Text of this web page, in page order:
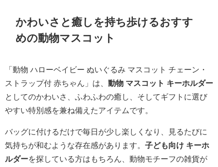
かわいさと癒しを持ち歩けるおすす
めの動物マスコット
「動物 ハローベイビー ぬいぐるみ マスコット チェーン・
ストラップ付 赤ちゃん」は、 動物 マスコット キーホルダー
としてのかわいさ、ふわふわの癒し、そしてギフトに選び
やすい特別感を兼ね備えたアイテムです。
バッグに付けるだけで毎日が少し楽しくなり、見るたびに
気持ちが和むような存在感があります。 子ども向け キーホ
ルダーを探している方はもちろん、動物モチーフの雑貨が